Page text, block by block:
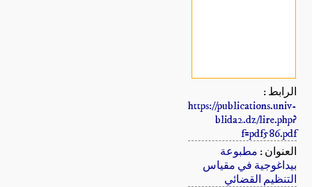
الرابط :
https://publications.univ-
blida2.dz/lire.php?
f=pdf586.pdf
العنوان : مطبوعة
بيداغوجية في مقياس
التنظيم القضائي